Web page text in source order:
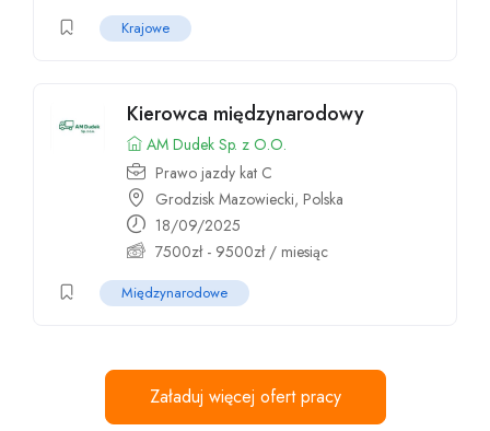
Krajowe
Kierowca międzynarodowy
AM Dudek Sp. z O.O.
Prawo jazdy kat C
Grodzisk Mazowiecki, Polska
18/09/2025
7500zł- 9500zł/ miesiąc
Międzynarodowe
Załaduj więcej ofert pracy